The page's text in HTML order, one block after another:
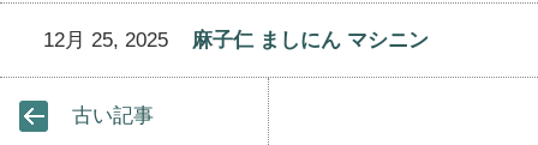
12月 25, 2025 麻子仁 ましにん マシニン
古い記事